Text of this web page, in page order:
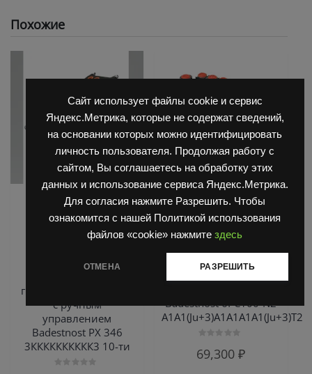
Сайт использует файлы cookie и сервис
Яндекс.Метрика, которые не содержат сведений,
на основании которых можно идентифицировать
личность пользователя. Продолжая работу с
сайтом, Вы соглашаетесь на обработку этих
данных и использование сервиса Яндекс.Метрика.
Для согласия нажмите Разрешить. Чтобы
ознакомится с нашей Политикой использования
файлов «cookie» нажмите здесь
ОТМЕНА РАЗРЕШИТЬ
Похожие
Гидравлика,
Гидрораспределители,
Секционные
гидрораспределители с
гидрораспределитель
с ручным
управлением
Badestnost РХ 346
3КККККККККК3 10-ти
Секционные
гидрораспределители с
гидрораспределитель
Badestnost 6РС100-N2
А1А1(Ju+3)А1А1А1А1(Ju+3)Т2
0
69,300₽